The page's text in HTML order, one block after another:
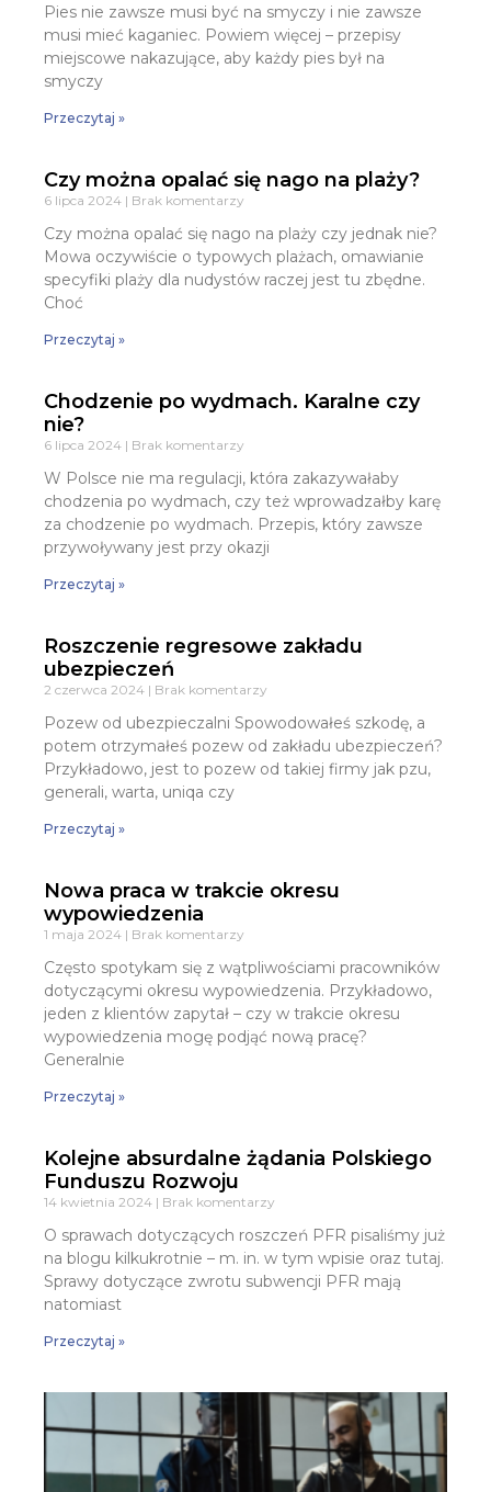
Pies nie zawsze musi być na smyczy i nie zawsze
musi mieć kaganiec. Powiem więcej – przepisy
miejscowe nakazujące, aby każdy pies był na
smyczy
Przeczytaj »
Czy można opalać się nago na plaży?
6 lipca 2024 Brak komentarzy
Czy można opalać się nago na plaży czy jednak nie?
Mowa oczywiście o typowych plażach, omawianie
specyfiki plaży dla nudystów raczej jest tu zbędne.
Choć
Przeczytaj »
Chodzenie po wydmach. Karalne czy
nie?
6 lipca 2024 Brak komentarzy
W Polsce nie ma regulacji, która zakazywałaby
chodzenia po wydmach, czy też wprowadzałby karę
za chodzenie po wydmach. Przepis, który zawsze
przywoływany jest przy okazji
Przeczytaj »
Roszczenie regresowe zakładu
ubezpieczeń
2 czerwca 2024 Brak komentarzy
Pozew od ubezpieczalni Spowodowałeś szkodę, a
potem otrzymałeś pozew od zakładu ubezpieczeń?
Przykładowo, jest to pozew od takiej firmy jak pzu,
generali, warta, uniqa czy
Przeczytaj »
Nowa praca w trakcie okresu
wypowiedzenia
1 maja 2024 Brak komentarzy
Często spotykam się z wątpliwościami pracowników
dotyczącymi okresu wypowiedzenia. Przykładowo,
jeden z klientów zapytał – czy w trakcie okresu
wypowiedzenia mogę podjąć nową pracę?
Generalnie
Przeczytaj »
Kolejne absurdalne żądania Polskiego
Funduszu Rozwoju
14 kwietnia 2024 Brak komentarzy
O sprawach dotyczących roszczeń PFR pisaliśmy już
na blogu kilkukrotnie – m. in. w tym wpisie oraz tutaj.
Sprawy dotyczące zwrotu subwencji PFR mają
natomiast
Przeczytaj »